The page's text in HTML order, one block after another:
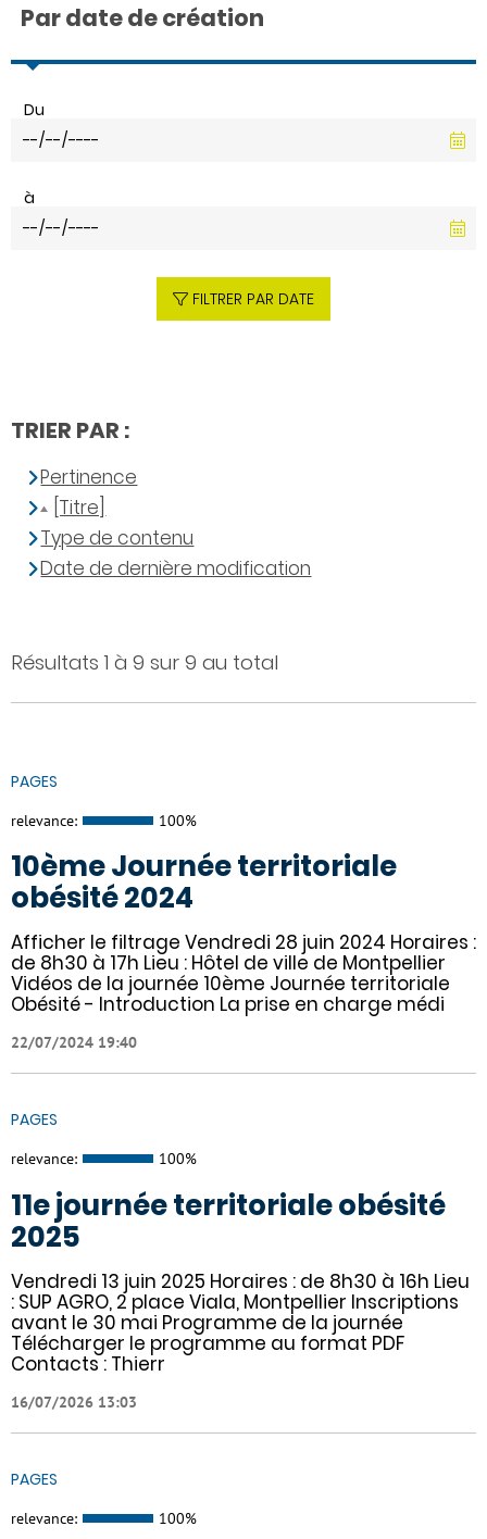
Résultats 1 à 9 sur 9 au total
PAGES
relevance: 100%
10ème Journée territoriale
obésité 2024
Afficher le filtrage Vendredi 28 juin 2024 Horaires :
de 8h30 à 17h Lieu : Hôtel de ville de Montpellier
Vidéos de la journée 10ème Journée territoriale
Obésité - Introduction La prise en charge médi
22/07/2024 19:40
PAGES
relevance: 100%
11e journée territoriale obésité
2025
Vendredi 13 juin 2025 Horaires : de 8h30 à 16h Lieu
: SUP AGRO, 2 place Viala, Montpellier Inscriptions
avant le 30 mai Programme de la journée
Télécharger le programme au format PDF
Contacts : Thierr
16/07/2026 13:03
PAGES
relevance: 100%
Par date de création
Du
à
FILTRER PAR DATE
TRIER PAR :
Pertinence
[Titre]
Type de contenu
Date de dernière modification